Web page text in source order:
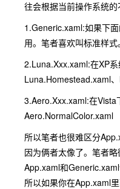
往会根据当前操作系统
1.Generic.xaml:如果下
用。笔者喜欢叫标准样式。
2.Luna.Xxx.xaml:在XP系
Luna.Homestead.xaml、
3.Aero.Xxx.xaml:在Vista
Aero.NormalColor.xaml
所以笔者也很难区分
因为俩者太像了。笔者
App.xaml和
所以如果你在App.xaml